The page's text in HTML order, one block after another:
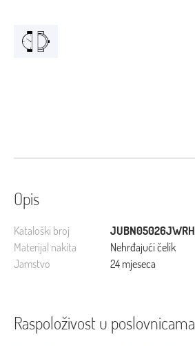
Opis
Kataloški broj
JUBN05026JWRH
Materijal nakita
Nehrđajući čelik
Jamstvo
24 mjeseca
Raspoloživost u poslovnicama